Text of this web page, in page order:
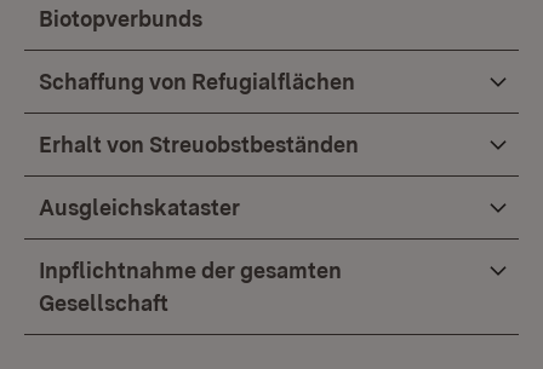
Biotopverbunds
Schaffung von Refugialflächen
Erhalt von Streuobstbeständen
Ausgleichskataster
Inpflichtnahme der gesamten
Gesellschaft